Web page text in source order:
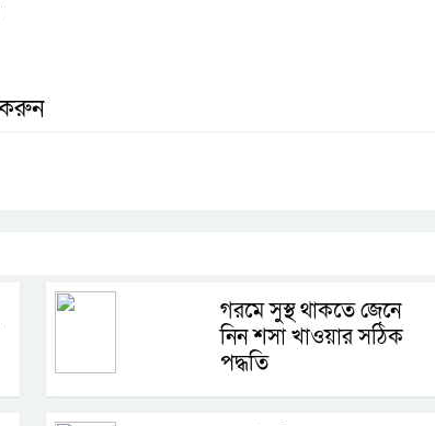
করুন
গরমে সুস্থ থাকতে জেনে
নিন শসা খাওয়ার সঠিক
পদ্ধতি